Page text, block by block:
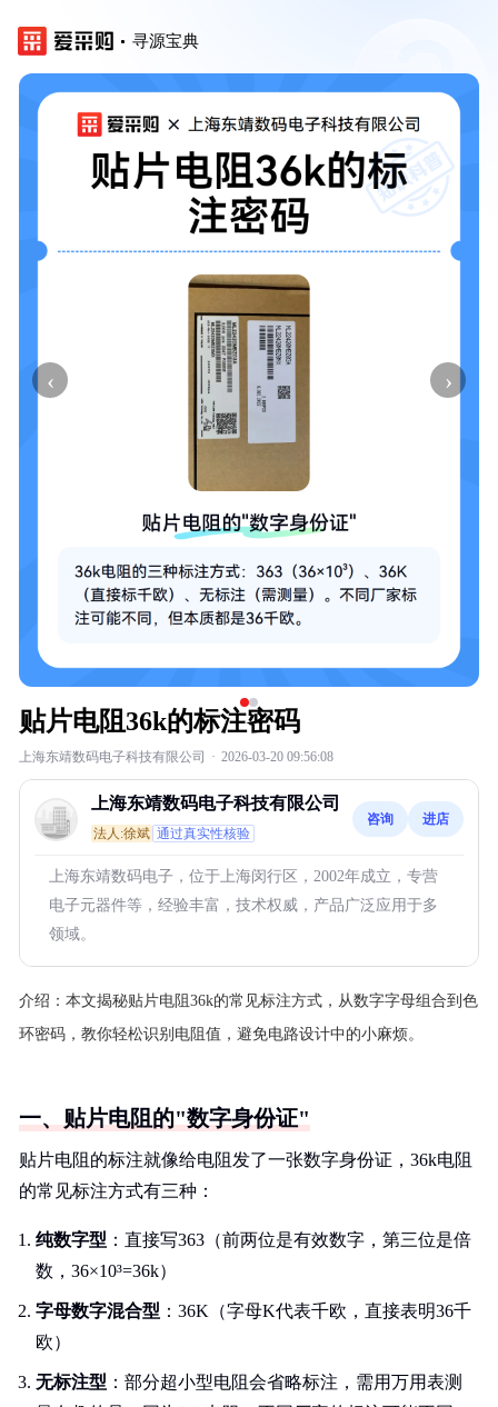
寻源宝典
‹ ›
贴片电阻36k的标注密码
上海东靖数码电子科技有限公司 · 2026-03-20 09:56:08
上海东靖数码电子科技有限公司
法人:徐斌 通过真实性核验
咨询 进店
上海东靖数码电子，位于上海闵行区，2002年成立，专营
电子元器件等，经验丰富，技术权威，产品广泛应用于多
领域。
介绍： 本文揭秘贴片电阻36k的常见标注方式，从数字字母组合到色
环密码，教你轻松识别电阻值，避免电路设计中的小麻烦。
一、贴片电阻的"数字身份证"
贴片电阻的标注就像给电阻发了一张数字身份证，36k电阻
的常见标注方式有三种：
纯数字型 ：直接写363（前两位是有效数字，第三位是倍
数，36×10³=36k）
字母数字混合型 ：36K（字母K代表千欧，直接表明36千
欧）
无标注型 ：部分超小型电阻会省略标注，需用万用表测